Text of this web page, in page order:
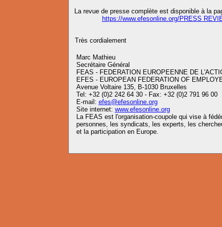
La revue de presse complète est disponible à la
https://www.efesonline.org/PRESS
Très cordialement
Marc Mathieu
Secrétaire Général
FEAS - FEDERATION EUROPEENNE DE
EFES - EUROPEAN FEDERATION OF
Avenue Voltaire 135, B-1030 Bruxelles
Tel: +32 (0)2 242 64 30 - Fax: +32 (0)2 791 96 00
E-mail: efes@efesonline.org
Site internet: www.efesonline.org
La FEAS est l'organisation-coupole qui vise à
personnes, les syndicats, les experts, les
et la participation en Europe.